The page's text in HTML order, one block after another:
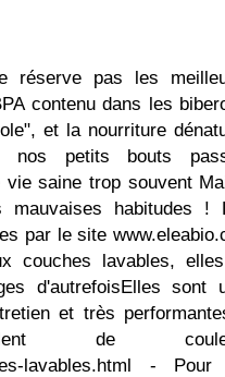
réserve pas les
contenu dans les
et la nourriture
nos petits bouts
vie saine trop souvent
habitudes !
par le site
couches lavables,
d'autrefoisElles sont
et très
de
lavables.html -